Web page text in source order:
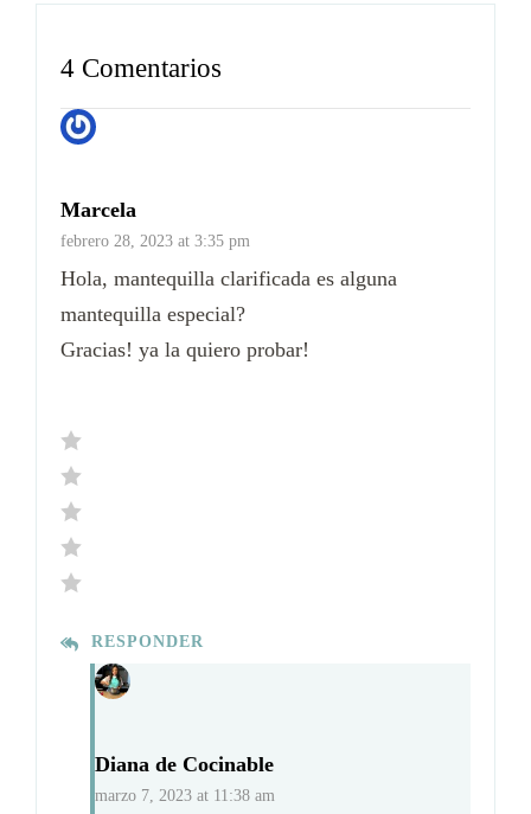
4 Comentarios
Marcela
febrero 28, 2023 at 3:35 pm
RESPONDER
Hola, mantequilla clarificada es alguna
mantequilla especial?
Gracias! ya la quiero probar!
Diana de Cocinable
marzo 7, 2023 at 11:38 am